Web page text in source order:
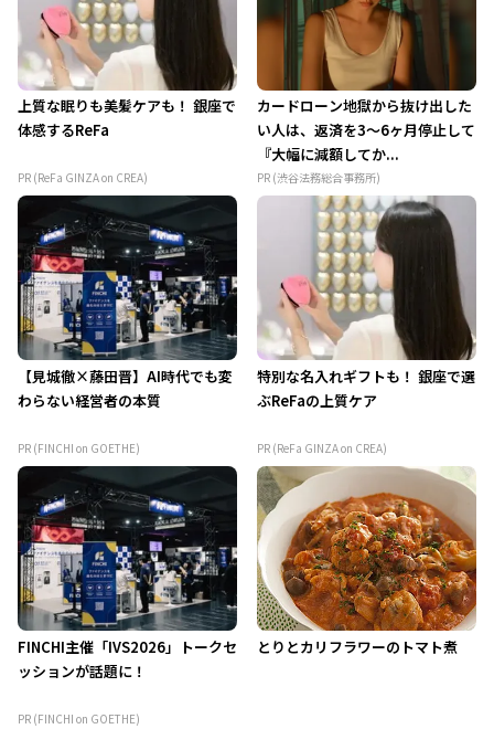
上質な眠りも美髪ケアも！ 銀座で
体感するReFa
PR (ReFa GINZA on CREA)
カードローン地獄から抜け出した
い人は、返済を3～6ヶ月停止して
『大幅に減額してか...
PR (渋谷法務総合事務所)
【見城徹×藤田晋】AI時代でも変
わらない経営者の本質
PR (FINCHI on GOETHE)
特別な名入れギフトも！ 銀座で選
ぶReFaの上質ケア
PR (ReFa GINZA on CREA)
FINCHI主催「IVS2026」トークセ
ッションが話題に！
PR (FINCHI on GOETHE)
とりとカリフラワーのトマト煮